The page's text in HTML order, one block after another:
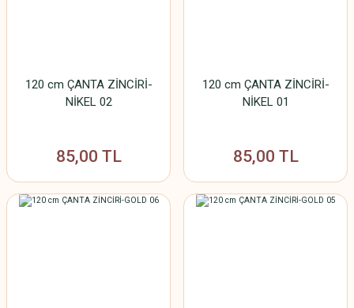
120 cm ÇANTA ZİNCİRİ-
NİKEL 02
85,00 TL
120 cm ÇANTA ZİNCİRİ-
NİKEL 01
85,00 TL